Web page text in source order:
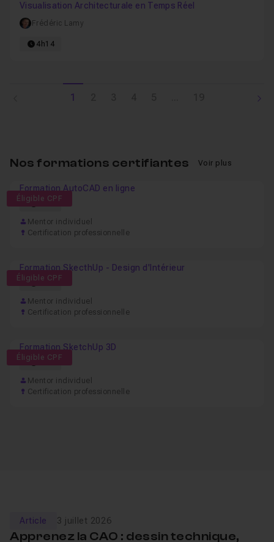
Visualisation Architecturale en Temps Réel
Frédéric Lamy
4h14
1
Nos formations certifiantes Voir plus
Éligible CPF
Formation AutoCAD en ligne
21h
Mentor individuel
Certification professionnelle
Éligible CPF
Formation SkecthUp - Design d'Intérieur
67h
Mentor individuel
Certification professionnelle
Éligible CPF
Formation SketchUp 3D
29h
Mentor individuel
Certification professionnelle
Article 3 juillet 2026
Apprenez la CAO : dessin technique,